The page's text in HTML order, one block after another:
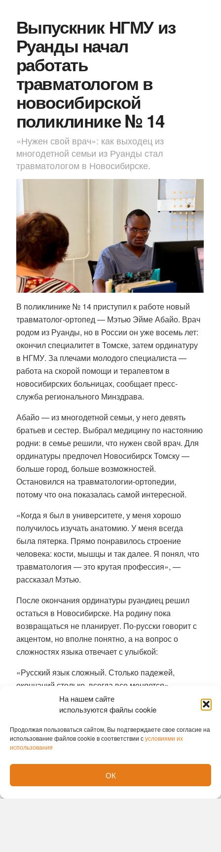
На нашем сайте
используются файлы cookie
Продолжая пользоваться сайтом, Вы подтверждаете свое согласие на
использование файлов cookie в соответствии сусловиями их
использования
ОК
Выпускник НГМУ из
Руанды начал
работать
травматологом в
новосибирской
поликлинике № 14
«Нужен свой врач»: как выходец из
многодетной семьи из Руанды стал
травматологом в Новосибирске.
В поликлинике № 14 приступил к работе новый
травматолог-ортопед — Мэтью Эйме Абайо. Врач
родом из Руанды, но в России он уже восемь лет:
окончил специалитет в Томске, затем ординатуру
в НГМУ. За плечами молодого специалиста —
работа на скорой помощи и терапевтом в
новосибирских больницах, сообщает пресс-
служба регионального Минздрава.
Абайо— из многодетной семьи, у него девять
братьев и сестер. Выбрал медицину по настоянию
родни: в семье решили, что нужен свой врач. Для
ординатуры предпочел Новосибирск Томску —
больше город, больше возможностей.
Остановился на травматологии-ортопедии,
потому что она показалась самой интересной.
«Когда я был в университете, у меня хорошо
получилось изучать анатомию. У меня всегда
была пятерка. Прямо понравилось строение
человека: кости, мышцы и так далее. Я понял, что
травматология — это крутая профессия», —
рассказал Мэтью.
После окончания ординатуры руандиец решил
остаться в Новосибирске. На родину пока
возвращаться не планирует. По-русски говорит с
акцентом, но вполне понятно, а на вопрос о
сложностях языка отвечает с улыбкой:
«Русский язык сложный. Столько падежей,
окончаний столько, всегда все меняется».
В коллективе поликлиники молодому специалисту
травматологии теперь шесть врачей: четверо,
включая Мэтью, посменно принимают неотложных